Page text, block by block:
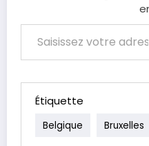
Saisissez votre adresse e-mail…
Étiquette
Belgique Bruxelles